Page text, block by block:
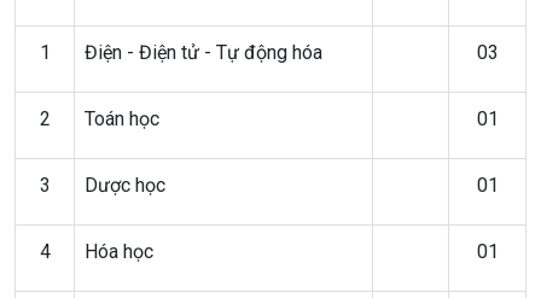
1 Điện - Điện tử - Tự động hóa 03
2 Toán học 01
3 Dược học 01
4 Hóa học 01